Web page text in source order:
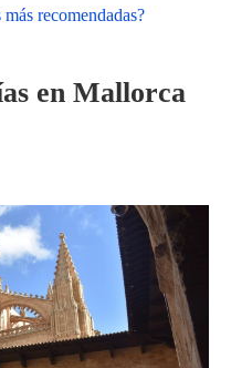
recomendadas?
en Mallorca